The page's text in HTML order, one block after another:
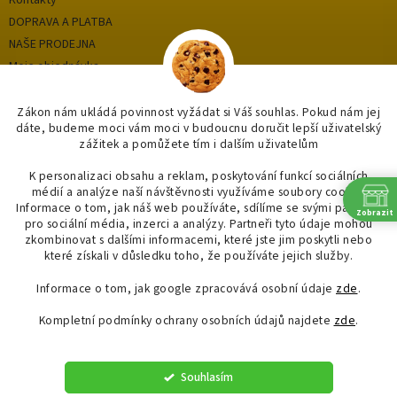
Zákon nám ukládá povinnost vyžádat si Váš souhlas. Pokud nám jej
dáte, budeme moci vám moci v budoucnu doručit lepší uživatelský
zážitek a pomůžete tím i dalším uživatelům
K personalizaci obsahu a reklam, poskytování funkcí sociálních
médií a analýze naší návštěvnosti využíváme soubory cookie.
Informace o tom, jak náš web používáte, sdílíme se svými partnery
pro sociální média, inzerci a analýzy. Partneři tyto údaje mohou
zkombinovat s dalšími informacemi, které jste jim poskytli nebo
které získali v důsledku toho, že používáte jejich služby.
Informace o tom, jak google zpracovává osobní údaje zde.
Kompletní podmínky ochrany osobních údajů najdete zde.
Souhlasím
DOPRAVA A PLATBA
NAŠE PRODEJNA
Moje objednávka
Kategorie
OUTLET až -75%
KOUPELNY
OSVĚTLENÍ
SAPHO
Copyright 2026 "OBKLADYADLAZBY.CZ"
. Všechna práva vyhrazena.
Zobrazit